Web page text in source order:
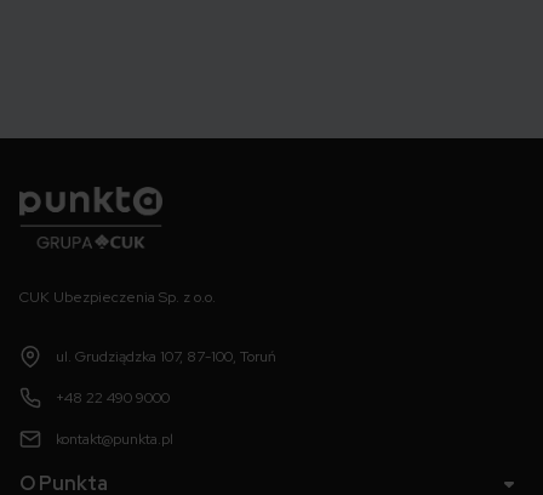
CUK Ubezpieczenia Sp. z o.o.
ul. Grudziądzka 107, 87-100, Toruń
+48 22 490 9000
kontakt@punkta.pl
O Punkta